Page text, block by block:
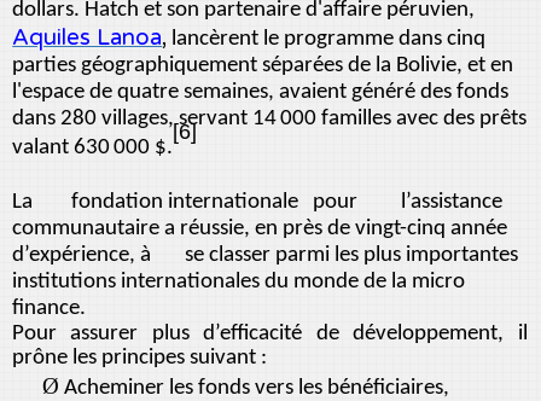
dollars. Hatch et son partenaire d'affaire péruvien,
Aquiles Lanoa, lancèrent le programme dans cinq
parties géographiquement séparées de la Bolivie, et en
l'espace de quatre semaines, avaient généré des fonds
dans 280 villages, servant 14000 familles avec des prêts
valant 630000 $.
[6]
La fondation internationale pour l’assistance
communautaire a réussie, en près de vingt-cinq année
d’expérience, à se classer parmi les plus importantes
institutions internationales du monde de la micro
finance.
Pour assurer plus d’efficacité de développement, il
prône les principes suivant :
Ø Acheminer les fonds vers les bénéficiaires,